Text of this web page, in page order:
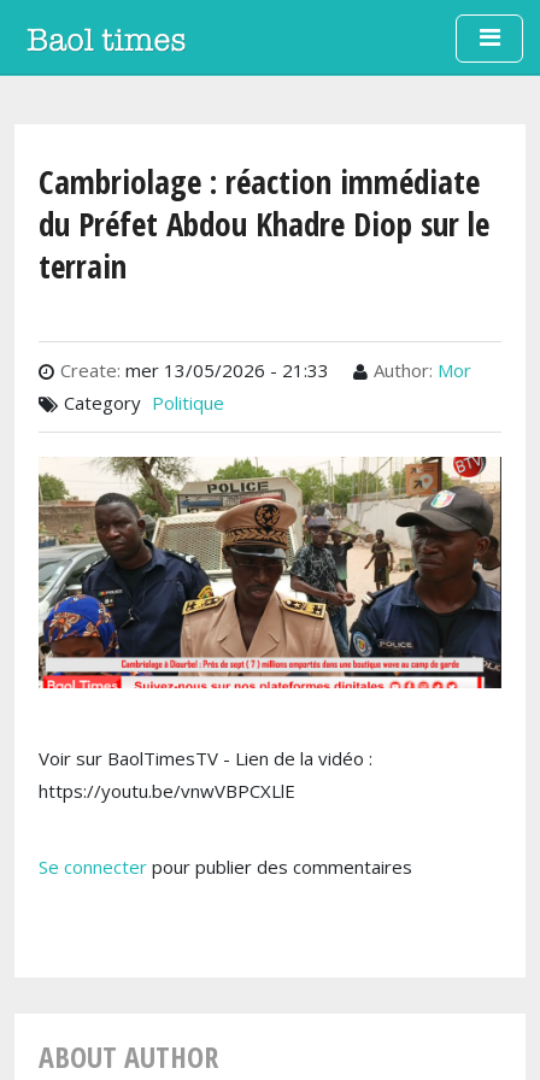
Aller au contenu principal
Cambriolage : réaction immédiate
du Préfet Abdou Khadre Diop sur le
terrain
Create: mer 13/05/2026 - 21:33 Author: Mor
Category Politique
Voir sur BaolTimesTV - Lien de la vidéo :
https://youtu.be/vnwVBPCXLlE
Se connecter pour publier des commentaires
ABOUT AUTHOR